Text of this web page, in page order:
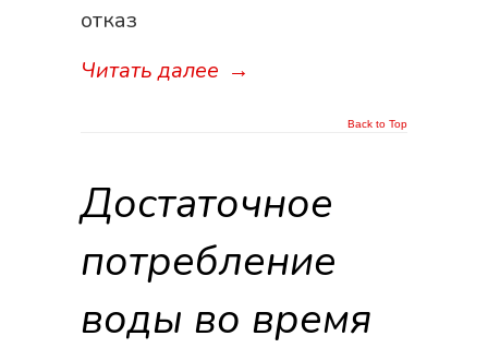
отказ
Читать далее →
Back to Top
Достаточное
потребление
воды во время